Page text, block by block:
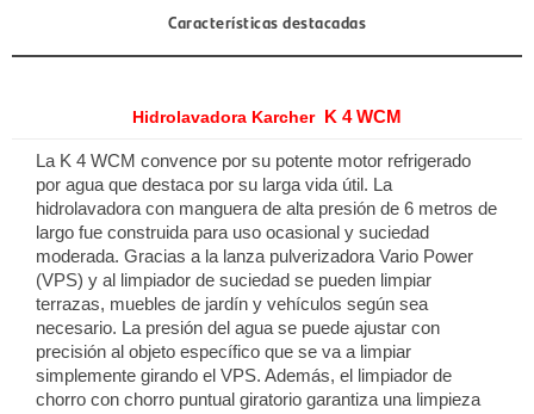
Características destacadas
Hidrolavadora Karcher K 4 WCM
La K 4 WCM convence por su potente motor refrigerado
por agua que destaca por su larga vida útil. La
hidrolavadora con manguera de alta presión de 6 metros de
largo fue construida para uso ocasional y suciedad
moderada. Gracias a la lanza pulverizadora Vario Power
(VPS) y al limpiador de suciedad se pueden limpiar
terrazas, muebles de jardín y vehículos según sea
necesario. La presión del agua se puede ajustar con
precisión al objeto específico que se va a limpiar
simplemente girando el VPS. Además, el limpiador de
chorro con chorro puntual giratorio garantiza una limpieza